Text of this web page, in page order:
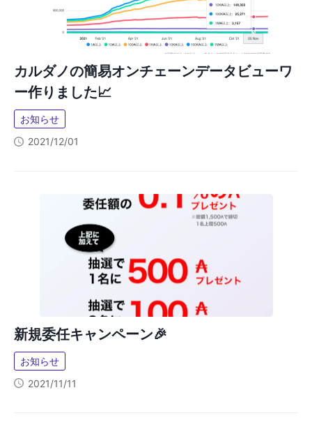
カルダノの簡易オンチェーンデータビューワ
ー作りました📈
お知らせ
2021/12/01
新規委任キャンペーン🎉
お知らせ
2021/11/11